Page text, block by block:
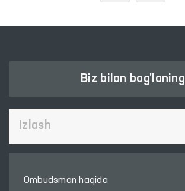
Biz bilan bog'laning
Ombudsman haqida